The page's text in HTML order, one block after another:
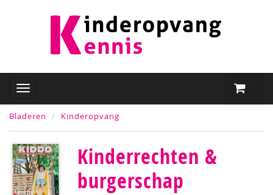
Bladeren Kinderopvang
Kinderrechten &
burgerschap